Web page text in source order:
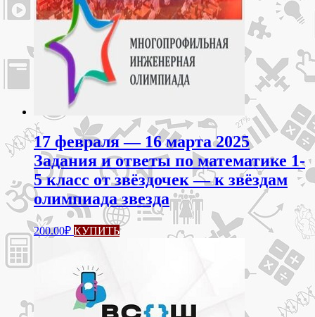
странице
товара.
17 февраля — 16 марта 2025
Задания и ответы по математике 1-
5 класс от звёздочек — к звёздам
олимпиада звезда
200.00₽ КУПИТЬ